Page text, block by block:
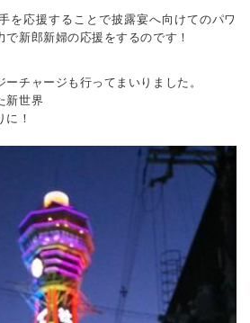
を応援することで披露宴へ向けてのパワ
新郎新婦の応援をするのです！
チャージも行ってまいりました。
新世界
に！